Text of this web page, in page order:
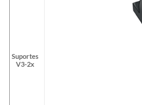
Suportes
V3-2x